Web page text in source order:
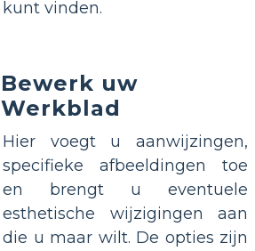
kunt vinden.
Bewerk uw
Werkblad
Hier voegt u aanwijzingen,
specifieke afbeeldingen toe
en brengt u eventuele
esthetische wijzigingen aan
die u maar wilt. De opties zijn